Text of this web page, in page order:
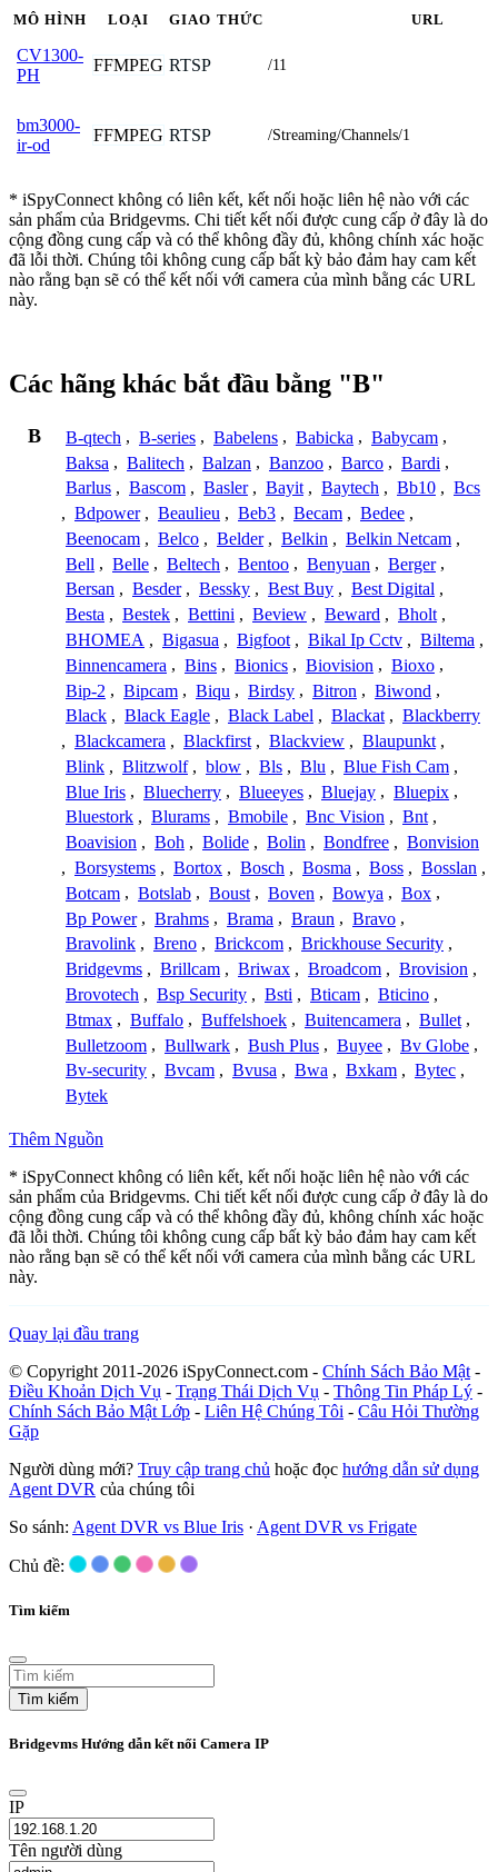
MÔ HÌNH LOẠI GIAO THỨC URL
CV1300-
PH
FFMPEG RTSP /11
bm3000-
ir-od
FFMPEG RTSP /Streaming/Channels/1
* iSpyConnect không có liên kết, kết nối hoặc liên hệ nào với các
sản phẩm của Bridgevms. Chi tiết kết nối được cung cấp ở đây là do
cộng đồng cung cấp và có thể không đầy đủ, không chính xác hoặc
đã lỗi thời. Chúng tôi không cung cấp bất kỳ bảo đảm hay cam kết
nào rằng bạn sẽ có thể kết nối với camera của mình bằng các URL
này.
Các hãng khác bắt đầu bằng "B"
B B-qtech , B-series , Babelens , Babicka , Babycam ,
Baksa , Balitech , Balzan , Banzoo , Barco , Bardi ,
Barlus , Bascom , Basler , Bayit , Baytech , Bb10 , Bcs
, Bdpower , Beaulieu , Beb3 , Becam , Bedee ,
Beenocam , Belco , Belder , Belkin , Belkin Netcam ,
Bell , Belle , Beltech , Bentoo , Benyuan , Berger ,
Bersan , Besder , Bessky , Best Buy , Best Digital ,
Besta , Bestek , Bettini , Beview , Beward , Bholt ,
BHOMEA , Bigasua , Bigfoot , Bikal Ip Cctv , Biltema ,
Binnencamera , Bins , Bionics , Biovision , Bioxo ,
Bip-2 , Bipcam , Biqu , Birdsy , Bitron , Biwond ,
Black , Black Eagle , Black Label , Blackat , Blackberry
, Blackcamera , Blackfirst , Blackview , Blaupunkt ,
Blink , Blitzwolf , blow , Bls , Blu , Blue Fish Cam ,
Blue Iris , Bluecherry , Blueeyes , Bluejay , Bluepix ,
Bluestork , Blurams , Bmobile , Bnc Vision , Bnt ,
Boavision , Boh , Bolide , Bolin , Bondfree , Bonvision
, Borsystems , Bortox , Bosch , Bosma , Boss , Bosslan ,
Botcam , Botslab , Boust , Boven , Bowya , Box ,
Bp Power , Brahms , Brama , Braun , Bravo ,
Bravolink , Breno , Brickcom , Brickhouse Security ,
Bridgevms , Brillcam , Briwax , Broadcom , Brovision ,
Brovotech , Bsp Security , Bsti , Bticam , Bticino ,
Btmax , Buffalo , Buffelshoek , Buitencamera , Bullet ,
Bulletzoom , Bullwark , Bush Plus , Buyee , Bv Globe ,
Bv-security , Bvcam , Bvusa , Bwa , Bxkam , Bytec ,
Bytek
Thêm Nguồn
* iSpyConnect không có liên kết, kết nối hoặc liên hệ nào với các
sản phẩm của Bridgevms. Chi tiết kết nối được cung cấp ở đây là do
cộng đồng cung cấp và có thể không đầy đủ, không chính xác hoặc
đã lỗi thời. Chúng tôi không cung cấp bất kỳ bảo đảm hay cam kết
nào rằng bạn sẽ có thể kết nối với camera của mình bằng các URL
này.
Quay lại đầu trang
© Copyright 2011-2026 iSpyConnect.com - Chính Sách Bảo Mật -
Điều Khoản Dịch Vụ - Trạng Thái Dịch Vụ - Thông Tin Pháp Lý -
Chính Sách Bảo Mật Lớp - Liên Hệ Chúng Tôi - Câu Hỏi Thường
Gặp
Người dùng mới? Truy cập trang chủ hoặc đọc hướng dẫn sử dụng
Agent DVR của chúng tôi
So sánh: Agent DVR vs Blue Iris · Agent DVR vs Frigate
Chủ đề:
Tìm kiếm
Tìm kiếm
Bridgevms Hướng dẫn kết nối Camera IP
IP
Tên người dùng